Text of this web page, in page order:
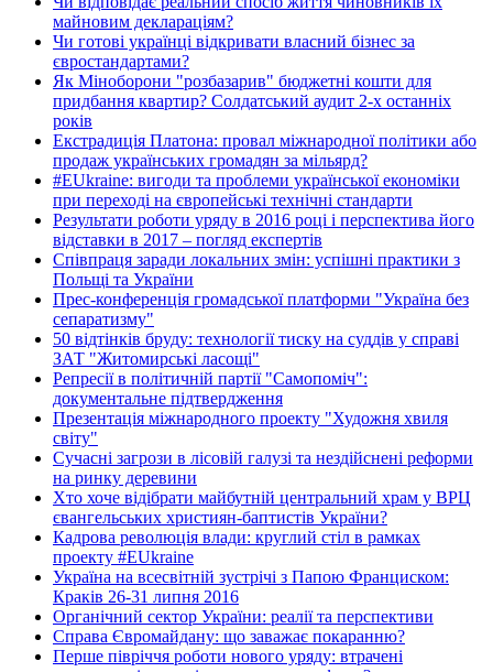
майновим деклараціям?
Чи готові українці відкривати власний бізнес за
євростандартами?
Як Міноборони "розбазарив" бюджетні кошти для
придбання квартир? Солдатський аудит 2-х останніх
років
Екстрадиція Платона: провал міжнародної політики або
продаж українських громадян за мільярд?
#EUkraine: вигоди та проблеми української економіки
при переході на європейські технічні стандарти
Результати роботи уряду в 2016 році і перспектива його
відставки в 2017 – погляд експертів
Співпраця заради локальних змін: успішні практики з
Польщі та України
Прес-конференція громадської платформи "Україна без
сепаратизму"
50 відтінків бруду: технології тиску на суддів у справі
ЗАТ "Житомирські ласощі"
Репресії в політичній партії "Самопоміч":
документальне підтвердження
Презентація міжнародного проекту "Художня хвиля
світу"
Сучасні загрози в лісовій галузі та нездійснені реформи
на ринку деревини
Хто хоче відібрати майбутній центральний храм у ВРЦ
євангельських християн-баптистів України?
Кадрова революція влади: круглий стіл в рамках
проекту #EUkraine
Україна на всесвітній зустрічі з Папою Франциском:
Краків 26-31 липня 2016
Органічний сектор України: реалії та перспективи
Справа Євромайдану: що заважає покаранню?
Перше півріччя роботи нового уряду: втрачені